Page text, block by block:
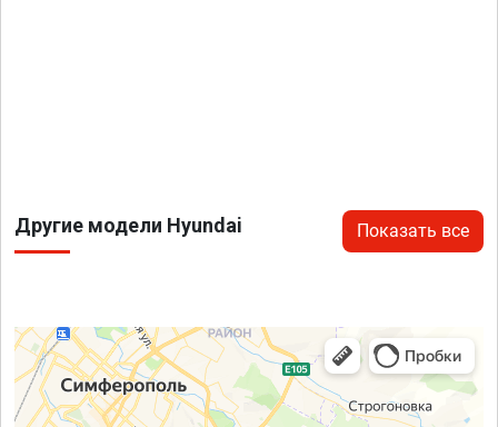
Другие модели Hyundai Показать все